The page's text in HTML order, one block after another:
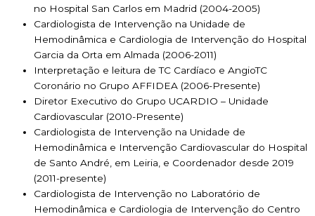
no Hospital San Carlos em Madrid (2004-2005)
Cardiologista de Intervenção na Unidade de
Hemodinâmica e Cardiologia de Intervenção do Hospital
Garcia da Orta em Almada (2006-2011)
Interpretação e leitura de TC Cardíaco e AngioTC
Coronário no Grupo AFFIDEA (2006-Presente)
Diretor Executivo do Grupo UCARDIO – Unidade
Cardiovascular (2010-Presente)
Cardiologista de Intervenção na Unidade de
Hemodinâmica e Intervenção Cardiovascular do Hospital
de Santo André, em Leiria, e Coordenador desde 2019
(2011-presente)
Cardiologista de Intervenção no Laboratório de
Hemodinâmica e Cardiologia de Intervenção do Centro